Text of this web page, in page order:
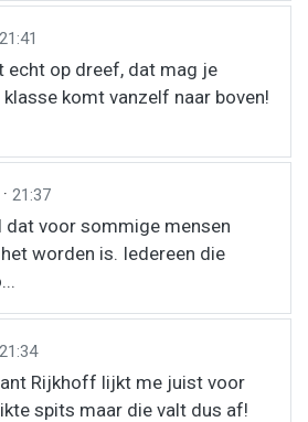
21:41
echt op dreef, dat mag je
komt vanzelf naar boven!
· 21:37
dat voor sommige mensen
worden is. Iedereen die
21:34
Rijkhoff lijkt me juist voor
spits maar die valt dus af!